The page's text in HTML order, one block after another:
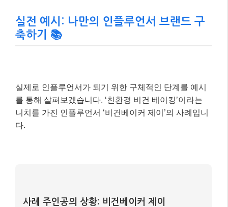
실전 예시: 나만의 인플루언서 브랜드 구
축하기 📚
실제로 인플루언서가 되기 위한 구체적인 단계를 예시
를 통해 살펴보겠습니다. ‘친환경 비건 베이킹’이라는
니치를 가진 인플루언서 ‘비건베이커 제이’의 사례입니
다.
사례 주인공의 상황: 비건베이커 제이